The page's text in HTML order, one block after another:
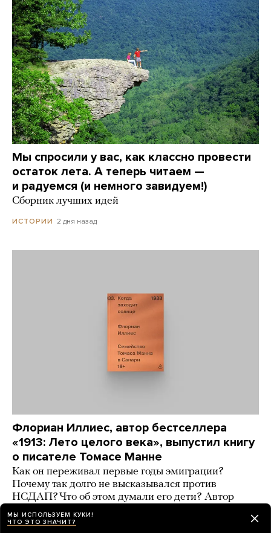
Мы спросили у вас, как классно провести
остаток лета. А теперь читаем —
и радуемся (и немного завидуем!)
Сборник лучших идей
ИСТОРИИ 2 дня назад
Флориан Иллиес, автор бестселлера
«1913: Лето целого века», выпустил книгу
о писателе Томасе Манне
Как он переживал первые годы эмиграции?
Почему так долго не высказывался против
НСДАП? Что об этом думали его дети? Автор
пытается ответить
МЫ ИСПОЛЬЗУЕМ КУКИ!
ЧТО ЭТО ЗНАЧИТ?